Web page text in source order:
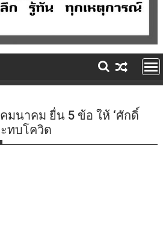
คมนาคม ยื่น 5 ข้อ ให้ ‘ศักดิ์
ะทบโควิด